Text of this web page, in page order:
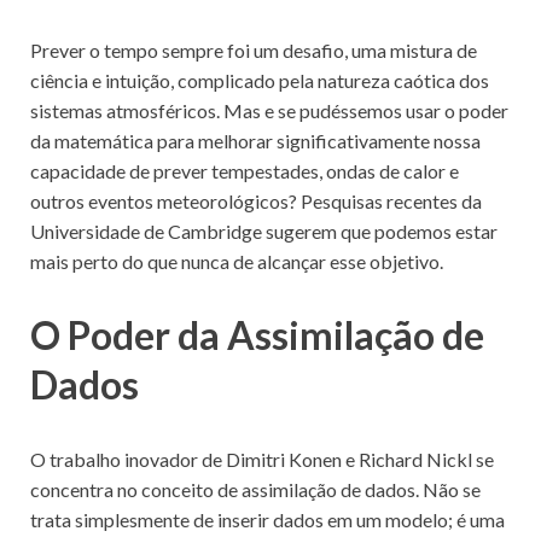
Prever o tempo sempre foi um desafio, uma mistura de
ciência e intuição, complicado pela natureza caótica dos
sistemas atmosféricos. Mas e se pudéssemos usar o poder
da matemática para melhorar significativamente nossa
capacidade de prever tempestades, ondas de calor e
outros eventos meteorológicos? Pesquisas recentes da
Universidade de Cambridge sugerem que podemos estar
mais perto do que nunca de alcançar esse objetivo.
O Poder da Assimilação de
Dados
O trabalho inovador de Dimitri Konen e Richard Nickl se
concentra no conceito de assimilação de dados. Não se
trata simplesmente de inserir dados em um modelo; é uma